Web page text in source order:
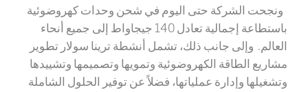
ونجحت الشركة حتى اليوم في شحن وحدات كهروضوئية
باستطاعة إجمالية تعادل 140 جيجاواط إلى جميع أنحاء
العالم. وإلى جانب ذلك، تشمل أنشطة ترينا سولار تطوير
مشاريع الطاقة الكهروضوئية وتمويها وتصميمها وتشييدها
وتشغيلها وإدارة عملياتها، فضلاً عن توفير الحلول الشاملة